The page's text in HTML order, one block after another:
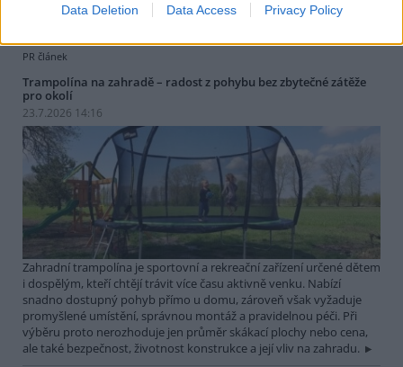
Data Deletion Data Access Privacy Policy
PR článek
Trampolína na zahradě – radost z pohybu bez zbytečné zátěže
pro okolí
23.7.2026 14:16
Zahradní trampolína je sportovní a rekreační zařízení určené dětem
i dospělým, kteří chtějí trávit více času aktivně venku. Nabízí
snadno dostupný pohyb přímo u domu, zároveň však vyžaduje
promyšlené umístění, správnou montáž a pravidelnou péči. Při
výběru proto nerozhoduje jen průměr skákací plochy nebo cena,
ale také bezpečnost, životnost konstrukce a její vliv na zahradu.